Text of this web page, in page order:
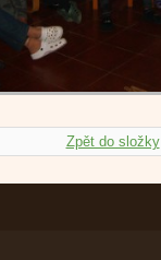
Zpět do složky